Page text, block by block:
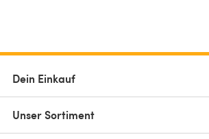
Dein Einkauf
Unser Sortiment